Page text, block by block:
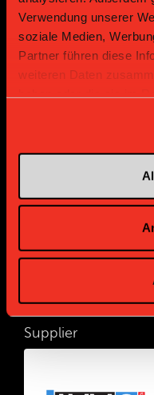
Verwendung unserer
soziale Medien,
Partner führen diese
weiteren Daten
Bronze Partner
Supplier